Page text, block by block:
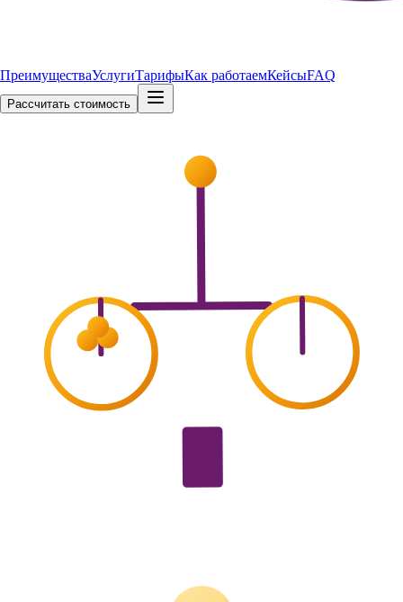
ПреимуществаУслугиТарифыКак работаемКейсыFAQ
Рассчитать стоимость